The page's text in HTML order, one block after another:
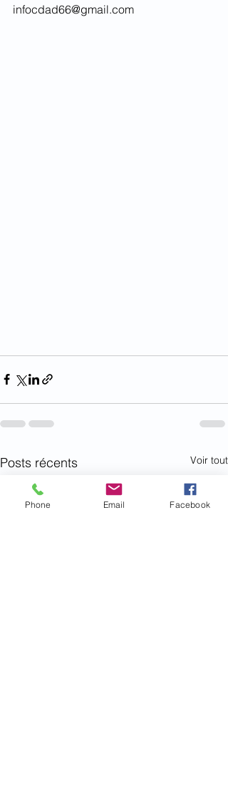
infocdad66@gmail.com
Posts récents Voir tout
Phone Email Facebook